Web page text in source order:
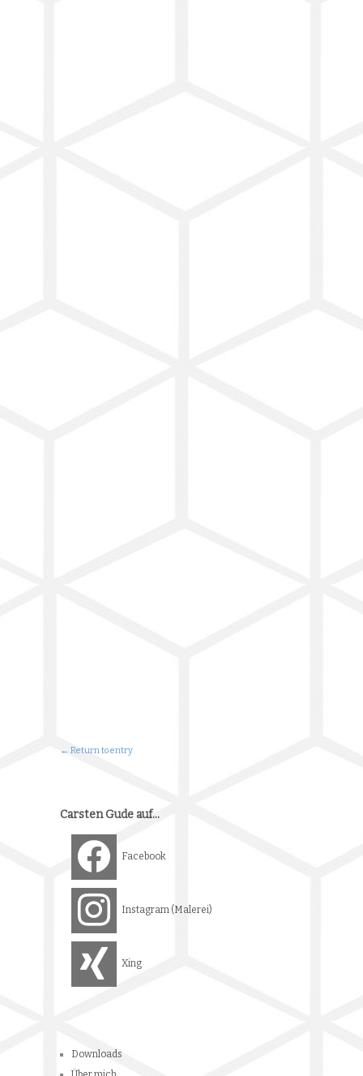
← Return to entry
Carsten Gude auf…
Facebook
Instagram (Malerei)
Xing
Downloads